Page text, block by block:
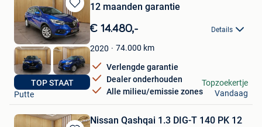
Bewaren
in
Mijn
Favorieten
TOP STAAT
12 maanden garantie
€ 14.480,- Details
2020 74.000 km
Verlengde garantie
Dealer onderhouden
Alle milieu/emissie zones
autos van muylders
Putte
Topzoekertje
Vandaag
Nissan Qashqai 1.3 DIG-T 140 PK 12